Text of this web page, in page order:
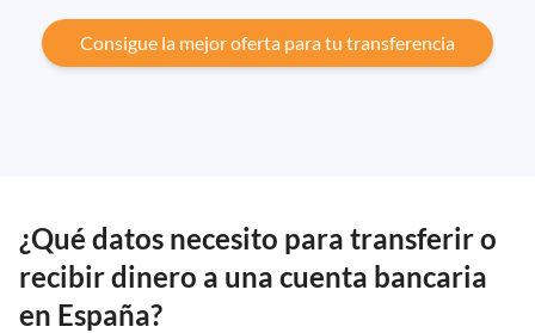
Consigue la mejor oferta para tu transferencia
¿Qué datos necesito para transferir o
recibir dinero a una cuenta bancaria
en España?